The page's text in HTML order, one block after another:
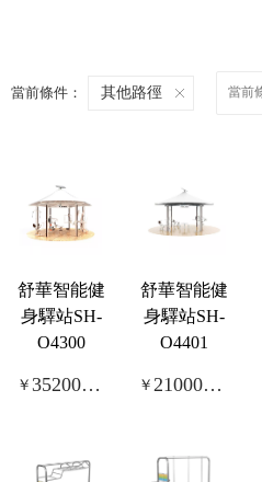
當前條件： 其他路徑
舒華智能健
身驛站SH-
O4300
￥ 352000.00
舒華智能健
身驛站SH-
O4401
￥ 210000.00